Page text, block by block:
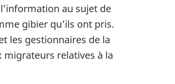
au sujet de
gibier qu’ils ont pris.
les gestionnaires de la
migrateurs relatives à la